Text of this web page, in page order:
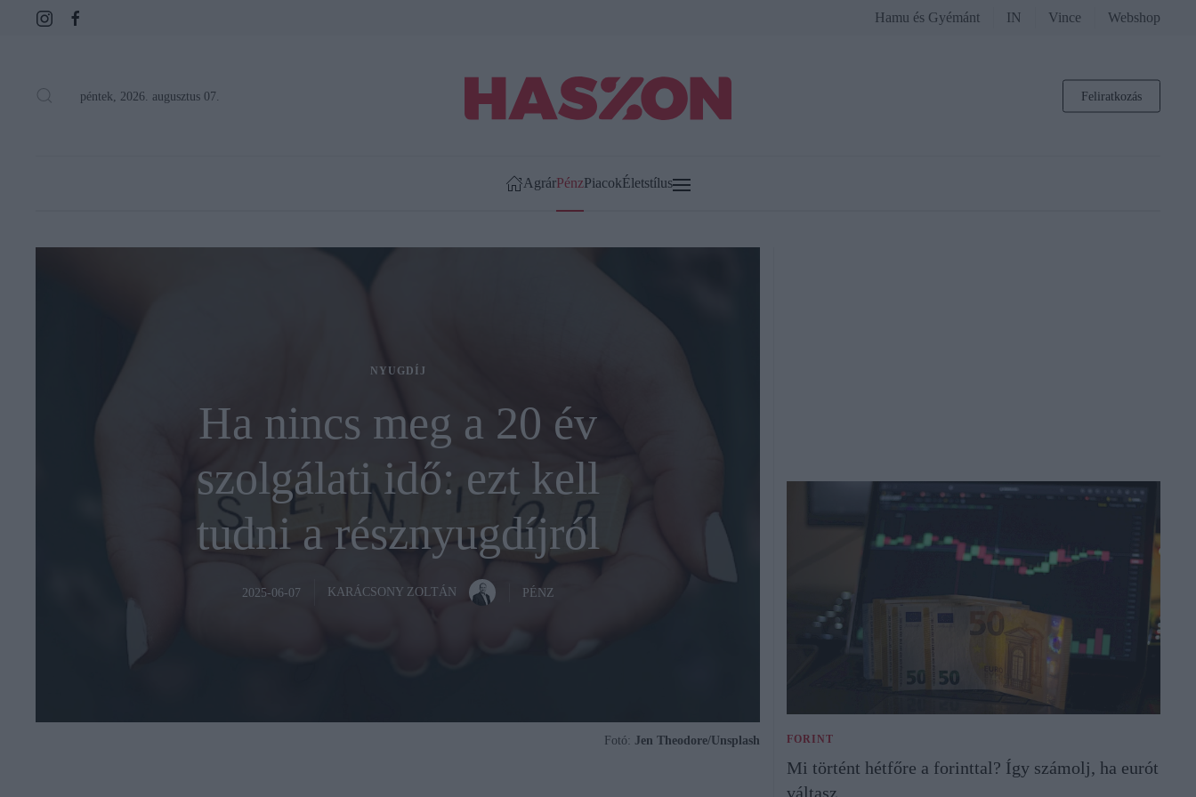
Hamu és Gyémánt IN Vince Webshop
péntek, 2026. augusztus 07. Feliratkozás
AgrárPénzPiacokÉletstílus
NYUGDÍJ
Ha nincs meg a 20 év
szolgálati idő: ezt kell
tudni a résznyugdíjról
2025-06-07 KARÁCSONY ZOLTÁN PÉNZ
Fotó: Jen Theodore/Unsplash FORINT
Mi történt hétfőre a forinttal? Így számolj, ha eurót
váltasz